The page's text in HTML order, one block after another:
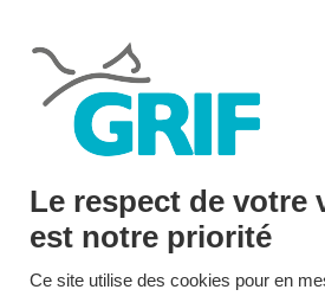
27 juin 2022 : un site internet
Le respect de votre
est notre priorité
Ce site utilise des cookies pour en